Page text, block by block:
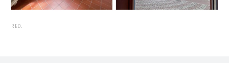
RED.